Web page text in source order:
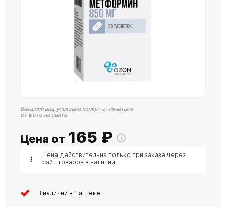
Внешний вид упаковки может отличаться
от фото на сайте.
Цена от 165 ₽
Цена действительна только при заказе через
сайт товаров в наличии
В наличии в 1 аптеке